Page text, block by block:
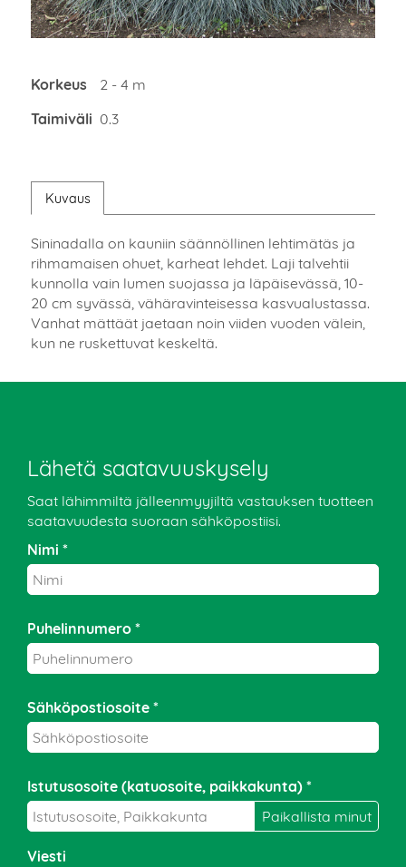
Korkeus
2 - 4 m
Taimiväli 0.3
Kuvaus
Sininadalla on kauniin säännöllinen lehtimätäs ja
rihmamaisen ohuet, karheat lehdet. Laji talvehtii
kunnolla vain lumen suojassa ja läpäisevässä, 10-
20 cm syvässä, vähäravinteisessa kasvualustassa.
Vanhat mättäät jaetaan noin viiden vuoden välein,
kun ne ruskettuvat keskeltä.
Lähetä saatavuuskysely
Saat lähimmiltä jälleenmyyjiltä vastauksen tuotteen
saatavuudesta suoraan sähköpostiisi.
Nimi *
Puhelinnumero *
Sähköpostiosoite *
Istutusosoite (katuosoite, paikkakunta) *
Viesti